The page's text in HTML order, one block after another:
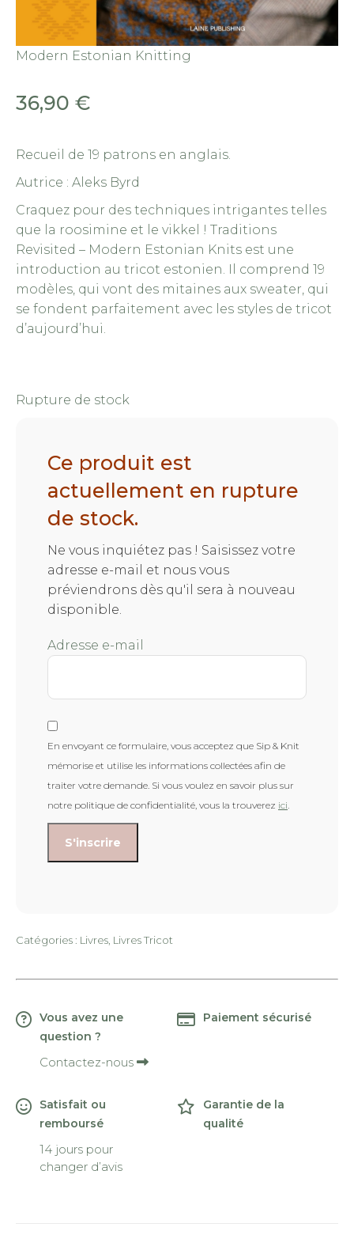
Modern Estonian Knitting
36,90 €
Recueil de 19 patrons en anglais.
Autrice : Aleks Byrd
Craquez pour des techniques intrigantes telles
que la roosimine et le vikkel ! Traditions
Revisited – Modern Estonian Knits est une
introduction au tricot estonien. Il comprend 19
modèles, qui vont des mitaines aux sweater, qui
se fondent parfaitement avec les styles de tricot
d’aujourd’hui.
Rupture de stock
Ce produit est
actuellement en rupture
de stock.
Ne vous inquiétez pas ! Saisissez votre
adresse e-mail et nous vous
préviendrons dès qu'il sera à nouveau
disponible.
Adresse e-mail
En envoyant ce formulaire, vous acceptez que Sip & Knit
mémorise et utilise les informations collectées afin de
traiter votre demande. Si vous voulez en savoir plus sur
notre politique de confidentialité, vous la trouverez ici.
Catégories : Livres, Livres Tricot
Vous avez une
question ?
Contactez-nous
Paiement sécurisé
Satisfait ou
remboursé
14 jours pour
changer d’avis
Garantie de la
qualité